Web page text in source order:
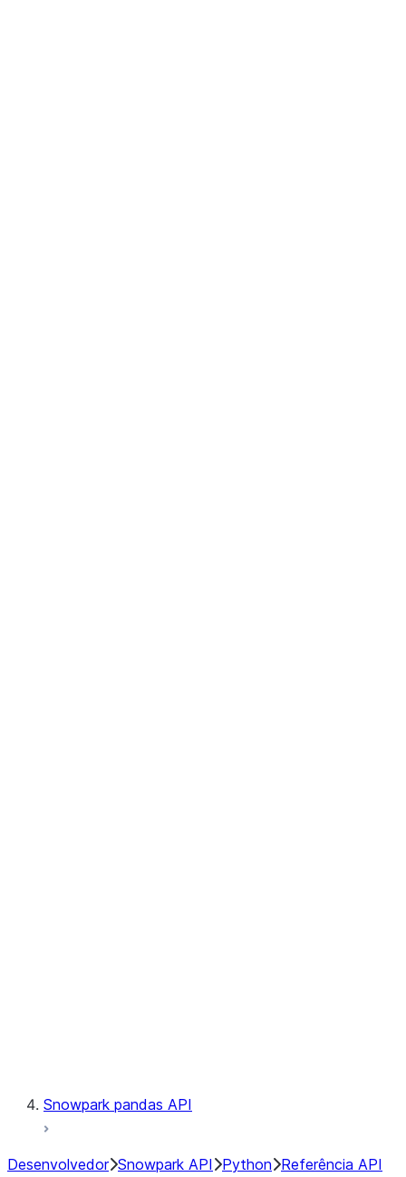
Snowpark pandas API
Desenvolvedor Snowpark API Python Referência API